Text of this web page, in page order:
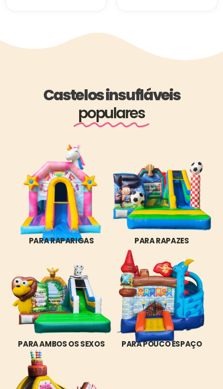
Castelos insufláveis
populares
PARA RAPARIGAS PARA RAPAZES
PARA AMBOS OS SEXOS PARA POUCO ESPAÇO